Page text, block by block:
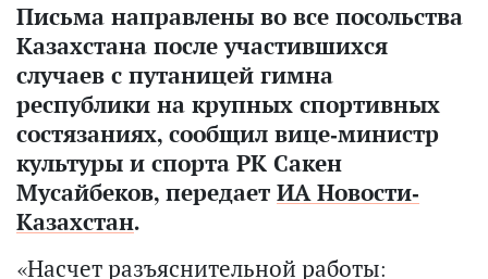
Письма направлены во все посольства
Казахстана после участившихся
случаев с путаницей гимна
республики на крупных спортивных
состязаниях, сообщил вице-министр
культуры и спорта РК Сакен
Мусайбеков, передает ИА Новости-
Казахстан.
«Насчет разъяснительной работы: